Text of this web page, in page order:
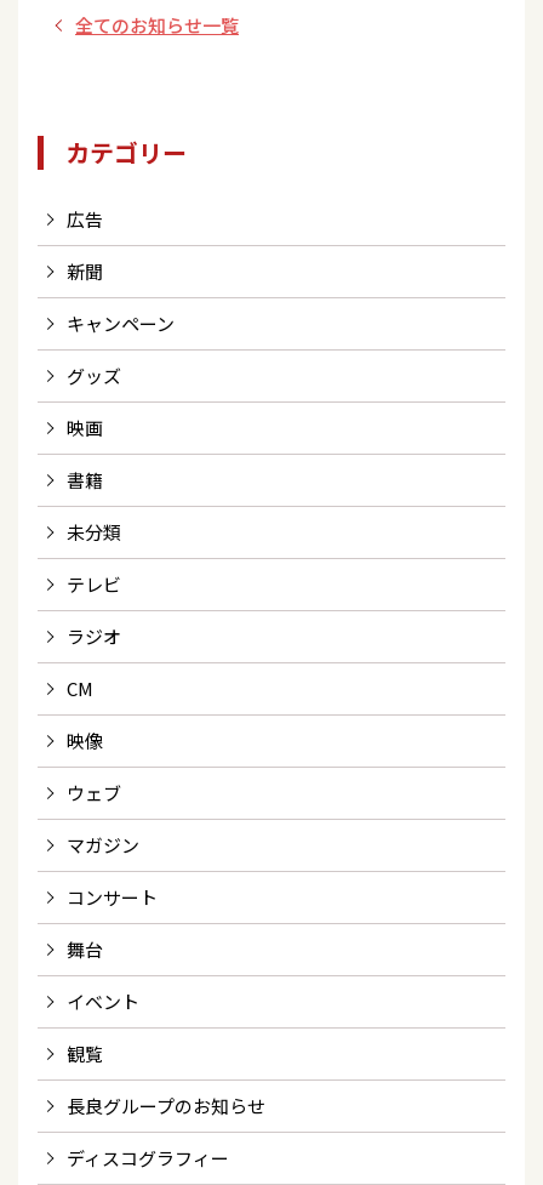
全てのお知らせ一覧
カテゴリー
広告
新聞
キャンペーン
グッズ
映画
書籍
未分類
テレビ
ラジオ
CM
映像
ウェブ
マガジン
コンサート
舞台
イベント
観覧
長良グループのお知らせ
ディスコグラフィー